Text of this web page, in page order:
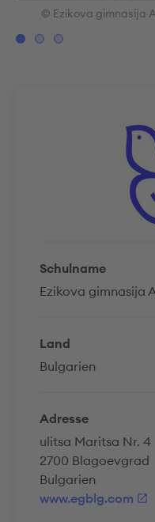
Schulname
Ezikova gimnasija
Land
Bulgarien
Adresse
ulitsa Maritsa Nr. 4
2700 Blagoevgrad
Bulgarien
www.egblg.com
© Ezikova gimnasija